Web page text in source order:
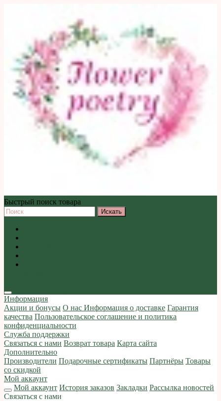
Быстрый поиск товара
Информация
Акции и бонусы О нас Информация о доставке Гарантия
качества Пользовательское соглашение и политика
конфиденциальности
Служба поддержки
Связаться с нами Возврат товара Карта сайта
Дополнительно
Производители Подарочные сертификаты Партнёры Товары
со скидкой
Мой аккаунт
Мой аккаунт История заказов Закладки Рассылка новостей
Связаться с нами